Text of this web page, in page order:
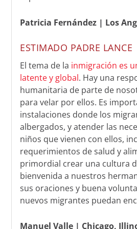
Patricia Fernández | Los
ESTIMADO PADRE LANCE
El tema de la inmigración es
latente y global. Hay una
humanitaria de parte de
para velar por ellos. Es
instalaciones donde los
albergados, y atender las
niños que vienen con ellos,
requerimientos de salud y
primordial crear una cultura
bienvenida a nuestros
sus oraciones y buena
nuevos migrantes puedan
Manuel Valle | Chicago,